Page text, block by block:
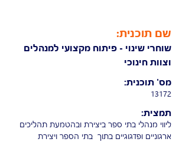
שם תוכנית:
שוחרי שינוי - פיתוח מקצועי למנהלים
וצוות חינוכי
13172
ליווי מנהלי בתי ספר ביצירת ובהטמעת תהליכים
ארגוניים ופדגוגיים בתוך בתי הספר ויצירת
מס' תוכנית:
תמצית: